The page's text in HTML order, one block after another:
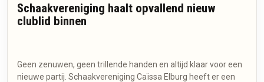
Schaakvereniging haalt opvallend nieuw
clublid binnen
Geen zenuwen, geen trillende handen en altijd klaar voor een
nieuwe partij. Schaakvereniging Caïssa Elburg heeft er een